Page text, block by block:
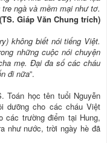
tre ngà và mềm mại như tơ.
Giáp Văn Chung trích)
không biết nói tiếng Việt.
những cuộc nói chuyện
mẹ. Đại đa số các cháu
đi nữa”.
Toán học tên tuổi Nguyễn
dưỡng cho các cháu Việt
các trường điểm tại Hung,
như nước, trời ngày hè đã